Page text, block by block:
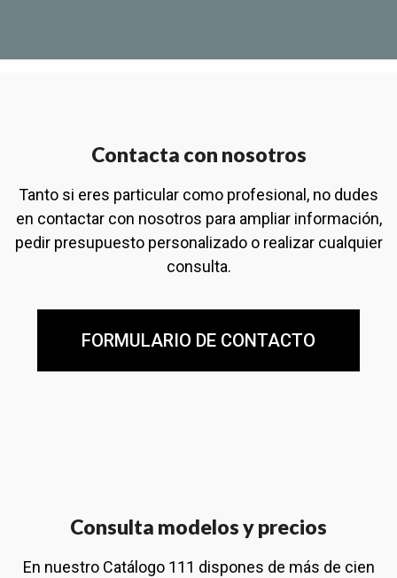
Contacta con nosotros
Tanto si eres particular como profesional, no dudes
en contactar con nosotros para ampliar información,
pedir presupuesto personalizado o realizar cualquier
consulta.
FORMULARIO DE CONTACTO
Consulta modelos y precios
En nuestro Catálogo 111 dispones de más de cien